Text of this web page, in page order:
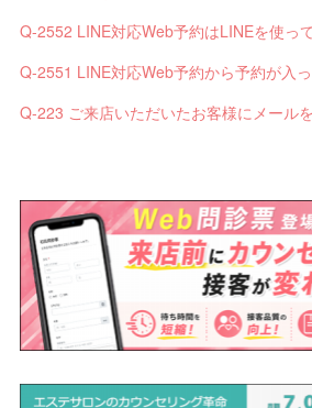
Q-223 ご来店いただいたお客様にメール